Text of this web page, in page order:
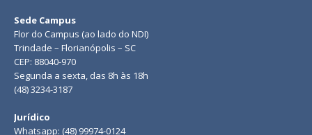
Sede Campus
Flor do Campus (ao lado do NDI)
Trindade – Florianópolis – SC
CEP: 88040-970
Segunda a sexta, das 8h às 18h
(48) 3234-3187
Jurídico
Whatsapp: (48) 99974-0124